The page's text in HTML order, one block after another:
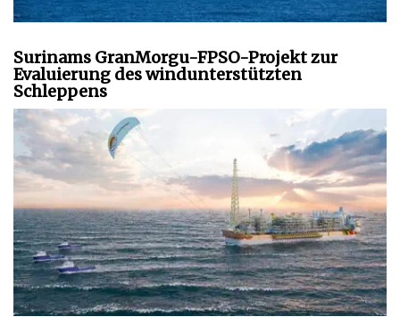
Surinams GranMorgu-FPSO-Projekt zur
Evaluierung des windunterstützten
Schleppens